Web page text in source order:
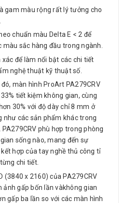
gam màu rộng rất lý tưởng cho
chuẩn màu Delta E < 2 để
sắc hàng đầu trong ngành.
để làm nổi bật các chi tiết
nghệ thuật kỹ thuật số.
màn hình ProArt PA279CRV
tiết kiệm không gian, cùng
30% với độ dày chỉ 8 mm ở
như các sản phẩm khác trong
phù hợp trong phòng
sống nào, mang đến sự
hợp của tay nghề thủ công tỉ
chi tiết.
(3840 x 2160) của PA279CRV
ảnh gấp bốn lần vàkhông gian
gấp ba lần so với các màn hình